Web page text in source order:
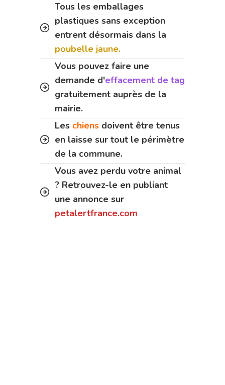
Tous les emballages
plastiques sans exception
entrent désormais dans la
poubelle jaune.
Vous pouvez faire une
demande d'effacement de tag
gratuitement auprès de la
mairie.
Les chiens doivent être tenus
en laisse sur tout le périmètre
de la commune.
Vous avez perdu votre animal
? Retrouvez-le en publiant
une annonce sur
petalertfrance.com